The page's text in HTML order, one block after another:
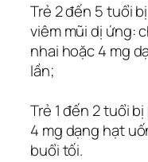
Trẻ 2 đến 5 tuổi
viêm mũi dị ứng:
nhai hoặc 4 mg
lần;
Trẻ 1 đến 2 tuổi
4 mg dạng hạt
buổi tối.